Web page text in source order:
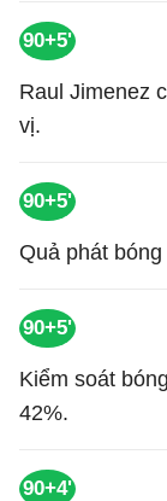
90+5'
Raul Jimenez
vị.
90+5'
Quả phát
90+5'
Kiểm soát
42%.
90+4'